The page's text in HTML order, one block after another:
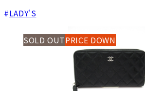
LADY'S
SOLD OUTPRICE DOWN